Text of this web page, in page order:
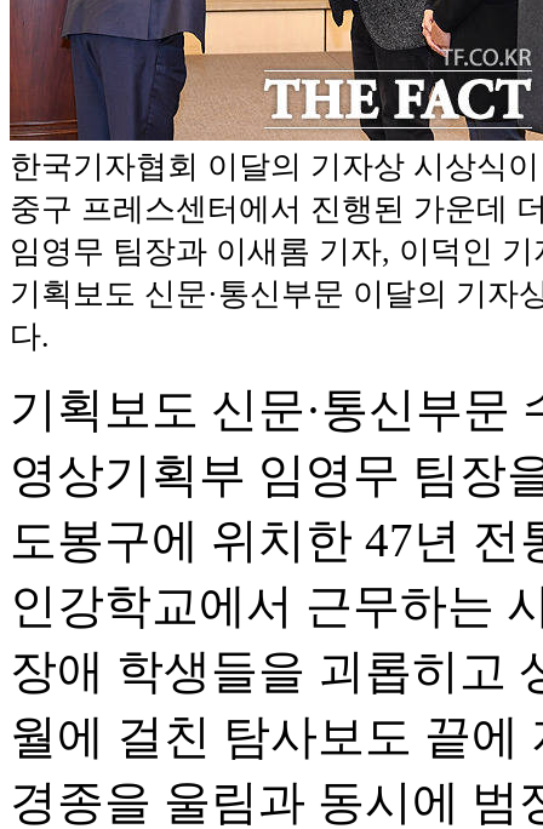
한국기자협회 이달의 기자상 시상식
중구 프레스센터에서 진행된 가운데
임영무 팀장과 이새롬 기자, 이덕인
기획보도 신문·통신부문 이달의 기자
다.
기획보도 신문·통신부문
영상기획부 임영무 팀장
도봉구에 위치한 47년
인강학교에서 근무하는
장애 학생들을 괴롭히고
월에 걸친 탐사보도 끝에
경종을 울림과 동시에